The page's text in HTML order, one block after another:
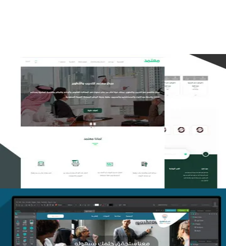
تصميم منصة معتمد للتدريب
التفاصيل
منصة أفق للتدريب